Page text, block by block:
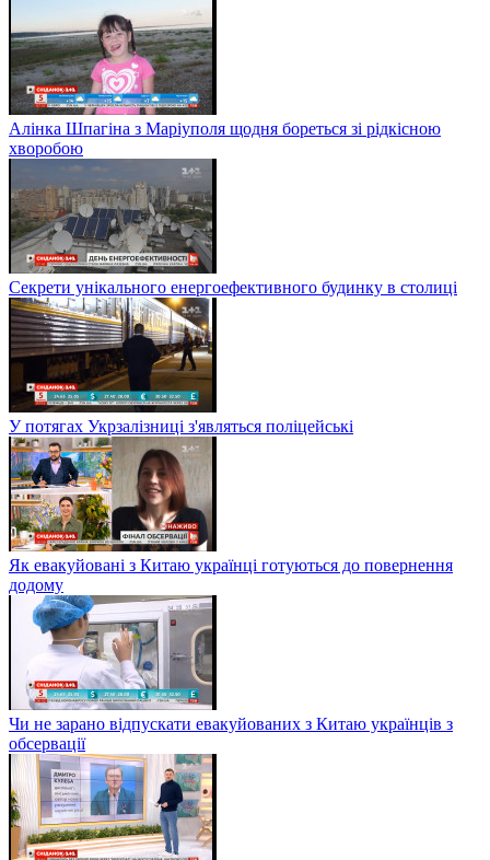
Алінка Шпагіна з Маріуполя щодня бореться зі рідкісною
хворобою
Секрети унікального енергоефективного будинку в столиці
У потягах Укрзалізниці з'являться поліцейські
Як евакуйовані з Китаю українці готуються до повернення
додому
Чи не зарано відпускати евакуйованих з Китаю українців з
обсервації